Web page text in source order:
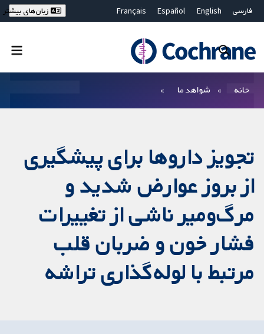
فارسی English
Español
Français
Bahasa Malaysia
ไทย
繁體中文
زبان‌های بیشتر
خانه شواهد ما
تجویز داروها برای پیشگیری
از بروز عوارض شدید و
مرگ‌ومیر ناشی از تغییرات
فشار خون و ضربان قلب
مرتبط با لوله‌گذاری تراشه